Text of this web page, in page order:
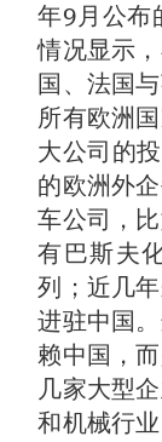
年9月公布
情况显示
国、法国
所有欧洲
大公司的
的欧洲外
车公司，
有巴斯夫
列；近几
进驻中国
赖中国，
几家大型
和机械行